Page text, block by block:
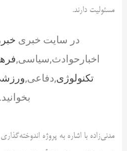
مسئولیت دارند.
در سایت خبری
اخبارحوادث,سیاسی,
تکنولوژی,دفاعی,
بخوانید.
مدنی‌زاده با اشاره به پروژه